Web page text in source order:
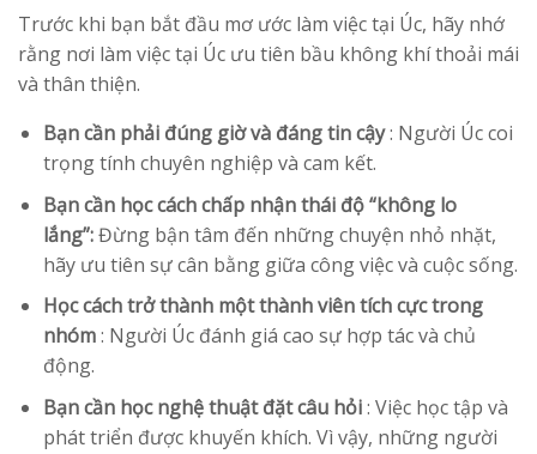
Trước khi bạn bắt đầu mơ ước làm việc tại Úc, hãy nhớ
rằng nơi làm việc tại Úc ưu tiên bầu không khí thoải mái
và thân thiện.
Bạn cần phải đúng giờ và đáng tin cậy: Người Úc coi
trọng tính chuyên nghiệp và cam kết.
Bạn cần học cách chấp nhận thái độ “không lo
lắng”:Đừng bận tâm đến những chuyện nhỏ nhặt,
hãy ưu tiên sự cân bằng giữa công việc và cuộc sống.
Học cách trở thành một thành viên tích cực trong
nhóm: Người Úc đánh giá cao sự hợp tác và chủ
động.
Bạn cần học nghệ thuật đặt câu hỏi: Việc học tập và
phát triển được khuyến khích. Vì vậy, những người